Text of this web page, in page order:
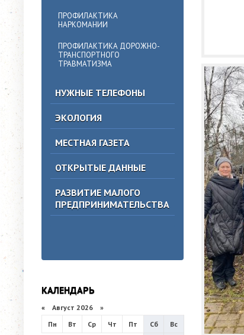
ПРОФИЛАКТИКА
НАРКОМАНИИ
ПРОФИЛАКТИКА ДОРОЖНО-
ТРАНСПОРТНОГО
ТРАВМАТИЗМА
НУЖНЫЕ ТЕЛЕФОНЫ
ЭКОЛОГИЯ
МЕСТНАЯ ГАЗЕТА
ОТКРЫТЫЕ ДАННЫЕ
РАЗВИТИЕ МАЛОГО
ПРЕДПРИНИМАТЕЛЬСТВА
КАЛЕНДАРЬ
« Август 2026 »
Пн
Вт Ср Чт Пт Сб
Вс